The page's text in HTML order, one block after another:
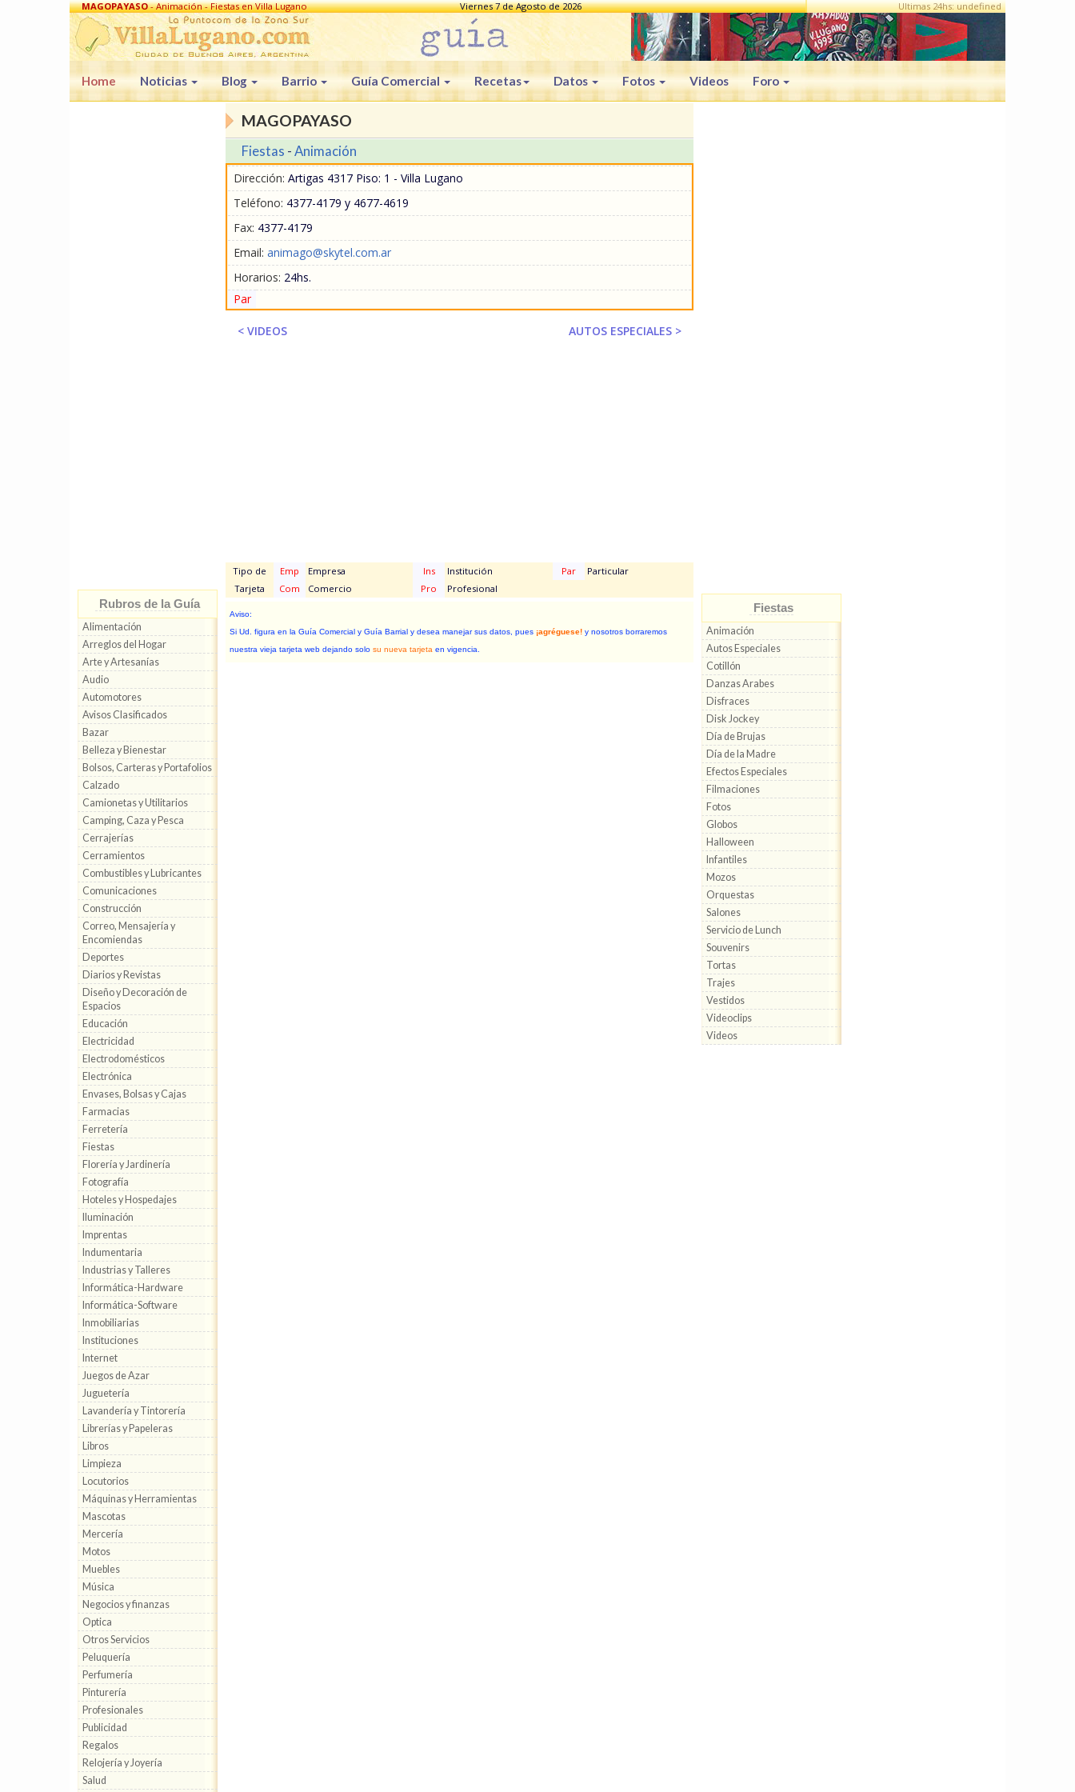
MAGOPAYASO- Animación - Fiestas en Villa Lugano Viernes 7 de Agosto de 2026 Ultimas 24hs: undefined
Home Noticias Blog Barrio Guía Comercial Recetas Datos Fotos Videos Foro
Rubros de la Guía
Alimentación
Arreglos del Hogar
Arte y Artesanías
Audio
Automotores
Avisos Clasificados
Bazar
Belleza y Bienestar
Bolsos, Carteras y Portafolios
Calzado
Camionetas y Utilitarios
Camping, Caza y Pesca
Cerrajerías
Cerramientos
Combustibles y Lubricantes
Comunicaciones
Construcción
Correo, Mensajería y
Encomiendas
Deportes
Diarios y Revistas
Diseño y Decoración de
Espacios
Educación
Electricidad
Electrodomésticos
Electrónica
Envases, Bolsas y Cajas
Farmacias
Ferretería
Fiestas
Florería y Jardinería
Fotografía
Hoteles y Hospedajes
Iluminación
Imprentas
Indumentaria
Industrias y Talleres
Informática-Hardware
Informática-Software
Inmobiliarias
Instituciones
Internet
Juegos de Azar
Juguetería
Lavandería y Tintorería
Librerías y Papeleras
Libros
Limpieza
Locutorios
Máquinas y Herramientas
Mascotas
Mercería
Motos
Muebles
Música
Negocios y finanzas
Optica
Otros Servicios
Peluquería
Perfumería
Pinturería
Profesionales
Publicidad
Regalos
Relojería y Joyería
Salud
MAGOPAYASO
Fiestas -Animación
Dirección: Artigas 4317 Piso: 1 - Villa Lugano
Teléfono: 4377-4179 y 4677-4619
Fax: 4377-4179
Email: animago@skytel.com.ar
Horarios: 24hs.
Par
< VIDEOS AUTOS ESPECIALES >
Tipo de
Tarjeta
Emp Empresa Ins Institución Par
Particular
Com
Comercio Pro Profesional
Aviso:
Si Ud. figura en la Guía Comercial y Guía Barrial y desea manejar sus datos, pues ¡agréguese! y nosotros borraremos
nuestra vieja tarjeta web dejando solo su nueva tarjeta en vigencia.
Fiestas
Animación
Autos Especiales
Cotillón
Danzas Arabes
Disfraces
Disk Jockey
Día de Brujas
Día de la Madre
Efectos Especiales
Filmaciones
Fotos
Globos
Halloween
Infantiles
Mozos
Orquestas
Salones
Servicio de Lunch
Souvenirs
Tortas
Trajes
Vestidos
Videoclips
Videos